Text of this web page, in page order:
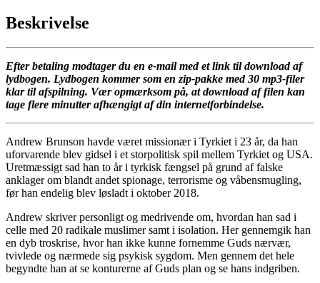
Beskrivelse
Efter betaling modtager du en e-mail med et link til download af
lydbogen. Lydbogen kommer som en zip-pakke med 30 mp3-filer
klar til afspilning. Vær opmærksom på, at download af filen kan
tage flere minutter afhængigt af din internetforbindelse.
Andrew Brunson havde været missionær i Tyrkiet i 23 år, da han
uforvarende blev gidsel i et storpolitisk spil mellem Tyrkiet og USA.
Uretmæssigt sad han to år i tyrkisk fængsel på grund af falske
anklager om blandt andet spionage, terrorisme og våbensmugling,
før han endelig blev løsladt i oktober 2018.
Andrew skriver personligt og medrivende om, hvordan han sad i
celle med 20 radikale muslimer samt i isolation. Her gennemgik han
en dyb troskrise, hvor han ikke kunne fornemme Guds nærvær,
tvivlede og nærmede sig psykisk sygdom. Men gennem det hele
begyndte han at se konturerne af Guds plan og se hans indgriben.